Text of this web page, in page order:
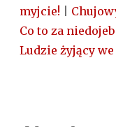
myjcie!
Co to za
Ludzie żyjący